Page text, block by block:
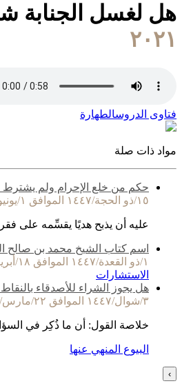
هل لغسل
٢٠٢١
فتاوى الدروسالطهارة
مواد ذات صلة
حكم من خلع الإحرام ولم يشترط
١٥/ذو الحجة/١٤٤٧ الموافق ١/يونيو/٢٠٢٦
عليه أن يذبح هديًا يقسِّمه على
اسم كتاب الشيخ محمد بن صالح
١/ذو القعدة/١٤٤٧ الموافق ١٨/أبريل/٢٠٢٦
الاستشارات
هل يجوز الشراء للأصدقاء
٣/شوال/١٤٤٧ الموافق ٢٢/مارس/٢٠٢٦
خلاصة القول: أن ما ذُكِر في
البيوع المنهي عنها
›